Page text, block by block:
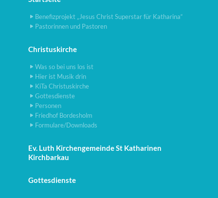
Benefizprojekt „Jesus Christ Superstar für Katharina“
Pastorinnen und Pastoren
Christuskirche
Was so bei uns los ist
Hier ist Musik drin
KiTa Christuskirche
Gottesdienste
Personen
Friedhof Bordesholm
Formulare/Downloads
Ev. Luth Kirchengemeinde St Katharinen
Kirchbarkau
Gottesdienste